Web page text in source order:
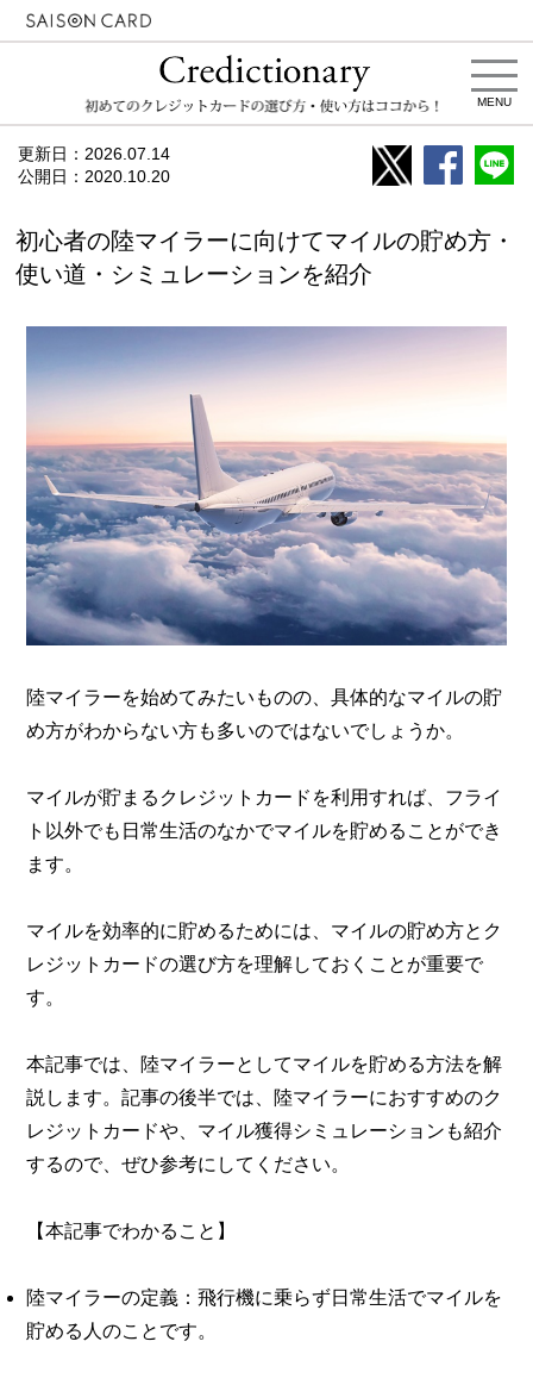
MENU
更新日： 2026.07.14
公開日： 2020.10.20
初心者の陸マイラーに向けてマイルの貯め方・
使い道・シミュレーションを紹介
陸マイラーを始めてみたいものの、具体的なマイルの貯
め方がわからない方も多いのではないでしょうか。
マイルが貯まるクレジットカードを利用すれば、フライ
ト以外でも日常生活のなかでマイルを貯めることができ
ます。
マイルを効率的に貯めるためには、マイルの貯め方とク
レジットカードの選び方を理解しておくことが重要で
す。
本記事では、陸マイラーとしてマイルを貯める方法を解
説します。記事の後半では、陸マイラーにおすすめのク
レジットカードや、マイル獲得シミュレーションも紹介
するので、ぜひ参考にしてください。
【本記事でわかること】
陸マイラーの定義：飛行機に乗らず日常生活でマイルを
貯める人のことです。